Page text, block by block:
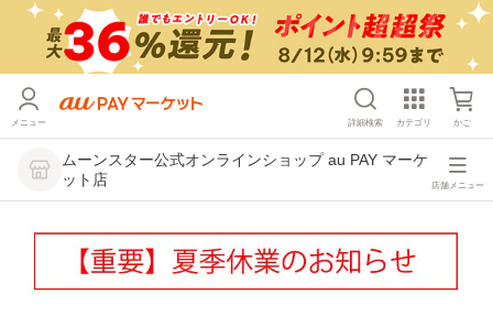
メニュー 詳細検索 カテゴリ かご
ムーンスター公式オンラインショップ au PAY マーケ
ット店
店舗メニュー